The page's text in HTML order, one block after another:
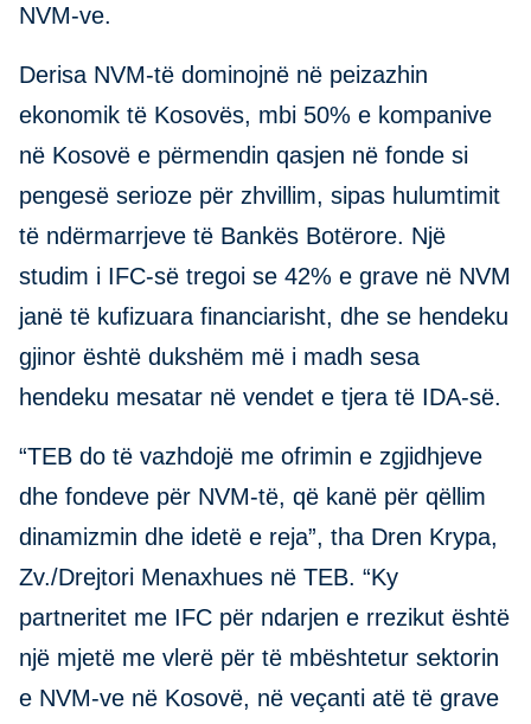
NVM-ve.
Derisa NVM-të dominojnë në peizazhin
ekonomik të Kosovës, mbi 50% e kompanive
në Kosovë e përmendin qasjen në fonde si
pengesë serioze për zhvillim, sipas hulumtimit
të ndërmarrjeve të Bankës Botërore. Një
studim i IFC-së tregoi se 42% e grave në NVM
janë të kufizuara financiarisht, dhe se hendeku
gjinor është dukshëm më i madh sesa
hendeku mesatar në vendet e tjera të IDA-së.
“TEB do të vazhdojë me ofrimin e zgjidhjeve
dhe fondeve për NVM-të, që kanë për qëllim
dinamizmin dhe idetë e reja”, tha Dren Krypa,
Zv./Drejtori Menaxhues në TEB. “Ky
partneritet me IFC për ndarjen e rrezikut është
një mjetë me vlerë për të mbështetur sektorin
e NVM-ve në Kosovë, në veçanti atë të grave